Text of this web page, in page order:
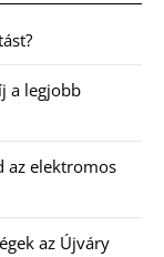
a legjobb
az elektromos
az Újváry